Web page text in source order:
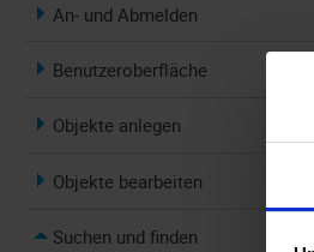
An- und Abmelden
Benutzeroberfläche
Objekte anlegen
Objekte bearbeiten
Suchen und finden